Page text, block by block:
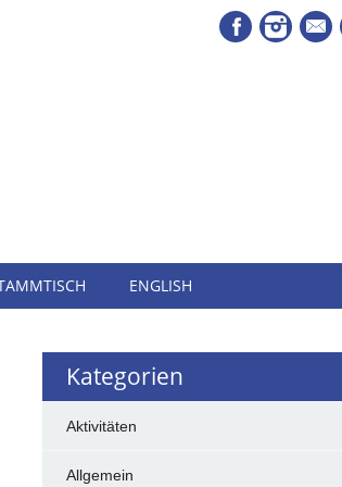
Mail
ENGLISH
Kategorien
Aktivitäten
Allgemein